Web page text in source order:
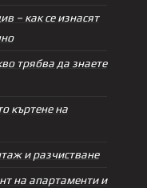
– как се изнасят
трябва да знаете
къртене на
и разчистване
на апартаменти и